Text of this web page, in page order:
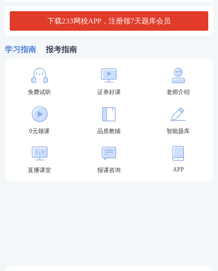
项业务水平评价测试。
按照《监督管理办法》第八条、第五十六条规定以及
证券评级等相关监管规定参加测试的人员，或通过一
员，可报名参加高级管理人员水平评价测试。
云南证券从业水平测试报考流程：
第一步：登录中国证券业协会-从业人员-水平评价测
试平台-水平评价测试报名-选择对应报名入口进入。
2024年证券考试报名入口
下载233网校APP，注册领7天题库会员
学习指南 报考指南
免费试听 证券好课 老师介绍
0元领课 品质教辅 智能题库
直播课堂 报课咨询 APP